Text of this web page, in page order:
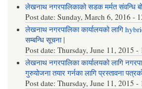
लेखनाथ नगरपालिकाको सडक मर्मत संवन्धि
Post date:Sunday, March 6, 2016 -
लेखनाथ नगरपालिका कार्यालयको लागि
सम्बन्धि सूचना |
Post date:Thursday, June 11, 2015 -
लेखनाथ नगरपालिका कार्यालयको लागि
गुरुयोजना तयार गर्नका लागि प्रस्तावना
Post date:Thursday, June 11, 2015 -